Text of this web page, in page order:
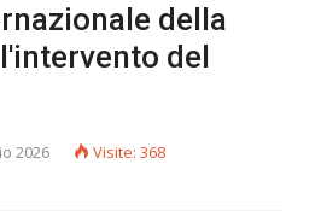
della
del
2026 Visite: 368